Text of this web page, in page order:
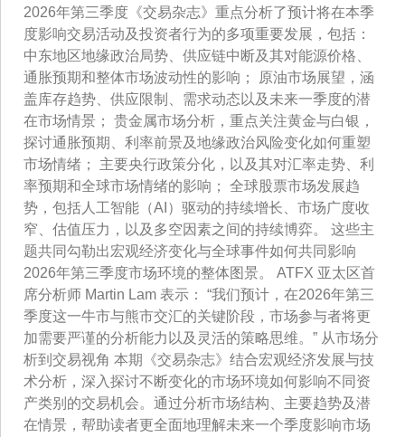
2026年第三季度《交易杂志》重点分析了预计将在本季
度影响交易活动及投资者行为的多项重要发展，包括：
中东地区地缘政治局势、供应链中断及其对能源价格、
通胀预期和整体市场波动性的影响； 原油市场展望，涵
盖库存趋势、供应限制、需求动态以及未来一季度的潜
在市场情景； 贵金属市场分析，重点关注黄金与白银，
探讨通胀预期、利率前景及地缘政治风险变化如何重塑
市场情绪； 主要央行政策分化，以及其对汇率走势、利
率预期和全球市场情绪的影响； 全球股票市场发展趋
势，包括人工智能（AI）驱动的持续增长、市场广度收
窄、估值压力，以及多空因素之间的持续博弈。 这些主
题共同勾勒出宏观经济变化与全球事件如何共同影响
2026年第三季度市场环境的整体图景。 ATFX 亚太区首
席分析师 Martin Lam 表示： “我们预计，在2026年第三
季度这一牛市与熊市交汇的关键阶段，市场参与者将更
加需要严谨的分析能力以及灵活的策略思维。” 从市场分
析到交易视角 本期《交易杂志》结合宏观经济发展与技
术分析，深入探讨不断变化的市场环境如何影响不同资
产类别的交易机会。通过分析市场结构、主要趋势及潜
在情景，帮助读者更全面地理解未来一个季度影响市场